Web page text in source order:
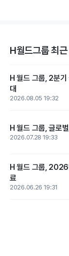
H월드그룹 최
H 월드 그룹, 2분기
대
2026.08.05 19:32
H 월드 그룹, 글로
2026.07.28 19:33
H 월드 그룹, 2026
료
2026.06.26 19:31